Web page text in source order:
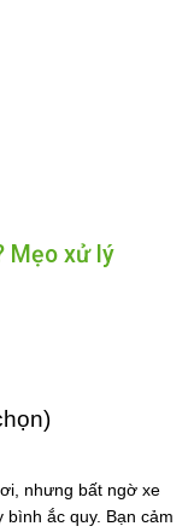
Mẹo xử lý
nhưng bất ngờ xe
bình ắc quy. Bạn cảm